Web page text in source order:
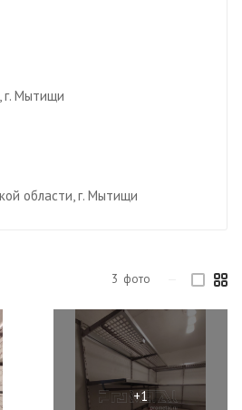
г. Мытищи
области, г. Мытищи
3 фото